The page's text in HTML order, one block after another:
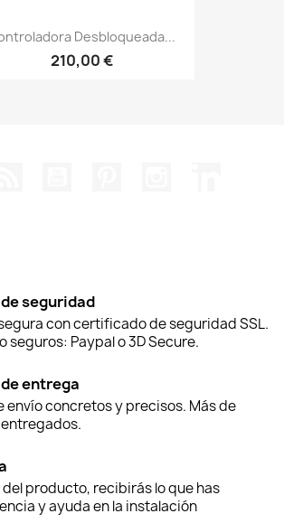
Desbloqueada...
210,00 €
seguridad
con certificado de seguridad SSL.
seguros: Paypal o 3D Secure.
entrega
envío concretos y precisos. Más de
producto, recibirás lo que has
y ayuda en la instalación